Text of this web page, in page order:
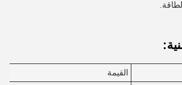
القيمة